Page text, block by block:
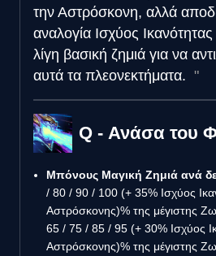
την Αστρόσκονη, αλλά
αναλογία Ισχύος
λίγη βασική ζημιά για να
αυτά τα πλεονεκτήματα.
Q - Ανάσα του
Μπόνους Μαγική Ζημιά ανά
/ 80 / 90 / 100 (+ 35% Ισχύος
Αστρόσκονης)% της μέγιστης
65 / 75 / 85 / 95 (+ 30% Ισχύος
Αστρόσκονης)% της μέγιστης